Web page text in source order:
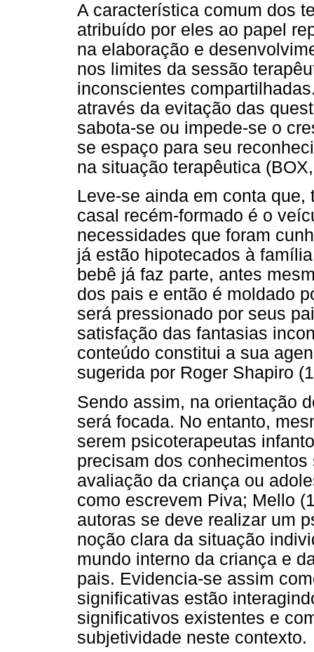
A característica comum dos
atribuído por eles ao papel
na elaboração e
nos limites da sessão
inconscientes
através da evitação das
sabota-se ou impede-se o
se espaço para seu
na situação terapêutica
Leve-se ainda em conta
casal recém-formado é o
necessidades que foram
já estão hipotecados à
bebê já faz parte, antes
dos pais e então é moldado
será pressionado por seus
satisfação das fantasias
conteúdo constitui a sua
sugerida por Roger Shapiro
Sendo assim, na orientação
será focada. No entanto,
serem psicoterapeutas
precisam dos
avaliação da criança ou
como escrevem Piva; Mello
autoras se deve realizar um
noção clara da situação
mundo interno da criança e
pais. Evidencia-se assim
significativas estão
significativos existentes e
subjetividade neste contexto.